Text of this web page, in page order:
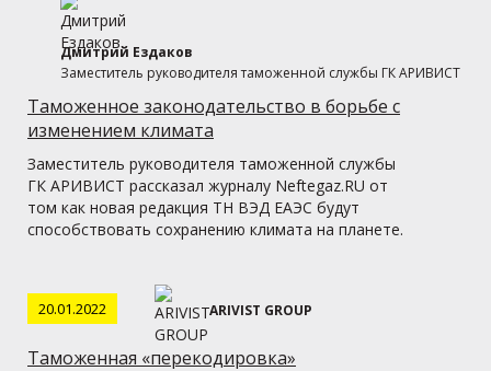
Дмитрий Ездаков
Заместитель руководителя таможенной службы ГК АРИВИСТ
Таможенное законодательство в борьбе с
изменением климата
Заместитель руководителя таможенной службы
ГК АРИВИСТ рассказал журналу Neftegaz.RU от
том как новая редакция ТН ВЭД ЕАЭС будут
способствовать сохранению климата на планете.
20.01.2022 ARIVIST GROUP
Таможенная «перекодировка»